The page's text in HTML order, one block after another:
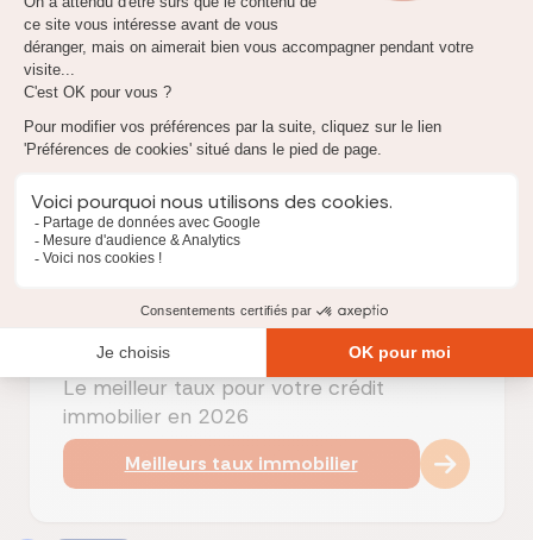
Cependant, il est essentiel pour les emprunteurs de rester
vigilants. La BCE a signalé qu'elle conserverait ses taux
directeurs à un niveau restrictif aussi longtemps que
nécessaire pour maintenir l'inflation sous contrôle. Par
conséquent, les conditions de crédit pourraient évoluer
rapidement en fonction des décisions futures de la
En surveillant de près l'évolution des taux et en ajustant vos
contrats de prêt et d'assurance
cette situation pour
Le meilleur taux pour votre crédit
immobilier en 2026
Meilleurs taux immobilier